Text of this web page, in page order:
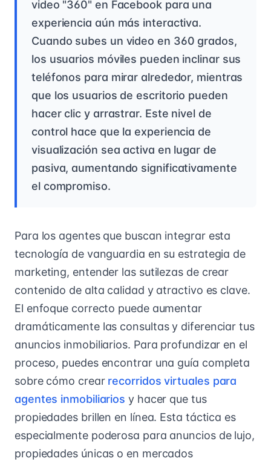
video "360" en Facebook para una
experiencia aún más interactiva.
Cuando subes un video en 360 grados,
los usuarios móviles pueden inclinar sus
teléfonos para mirar alrededor, mientras
que los usuarios de escritorio pueden
hacer clic y arrastrar. Este nivel de
control hace que la experiencia de
visualización sea activa en lugar de
pasiva, aumentando significativamente
el compromiso.
Para los agentes que buscan integrar esta
tecnología de vanguardia en su estrategia de
marketing, entender las sutilezas de crear
contenido de alta calidad y atractivo es clave.
El enfoque correcto puede aumentar
dramáticamente las consultas y diferenciar tus
anuncios inmobiliarios. Para profundizar en el
proceso, puedes encontrar una guía completa
sobre cómo crear recorridos virtuales para
agentes inmobiliarios y hacer que tus
propiedades brillen en línea. Esta táctica es
especialmente poderosa para anuncios de lujo,
propiedades únicas o en mercados